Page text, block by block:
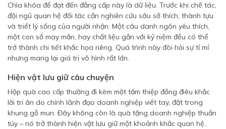
Chìa khóa để đạt đến đẳng cấp này là dữ liệu. Trước khi chế tác,
đội ngũ quan hệ đối tác cần nghiên cứu sâu sở thích, thành tựu
và triết lý sống của người nhận. Một câu danh ngôn yêu thích,
một con số may mắn, hay chất liệu gắn với kỷ niệm đều có thể
trở thành chi tiết khắc họa riêng. Quá trình này đòi hỏi sự tỉ mỉ
nhưng mang lại giá trị vô hình rất lớn.
Hiện vật lưu giữ câu chuyện
Hộp quà cao cấp thường đi kèm một tấm thiệp đồng điêu khắc
lời tri ân do chính lãnh đạo doanh nghiệp viết tay, đặt trong
khung gỗ mun. Đây không còn là quà tặng doanh nghiệp thuần
túy – nó trở thành hiện vật lưu giữ một khoảnh khắc quan hệ,